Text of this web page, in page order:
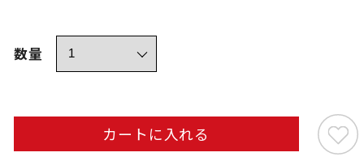
数量
カートに入れる